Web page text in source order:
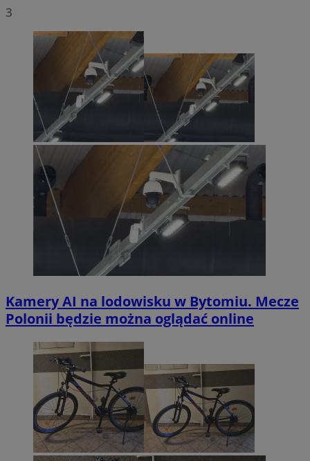
3
Kamery AI na lodowisku w Bytomiu. Mecze
Polonii będzie można oglądać online